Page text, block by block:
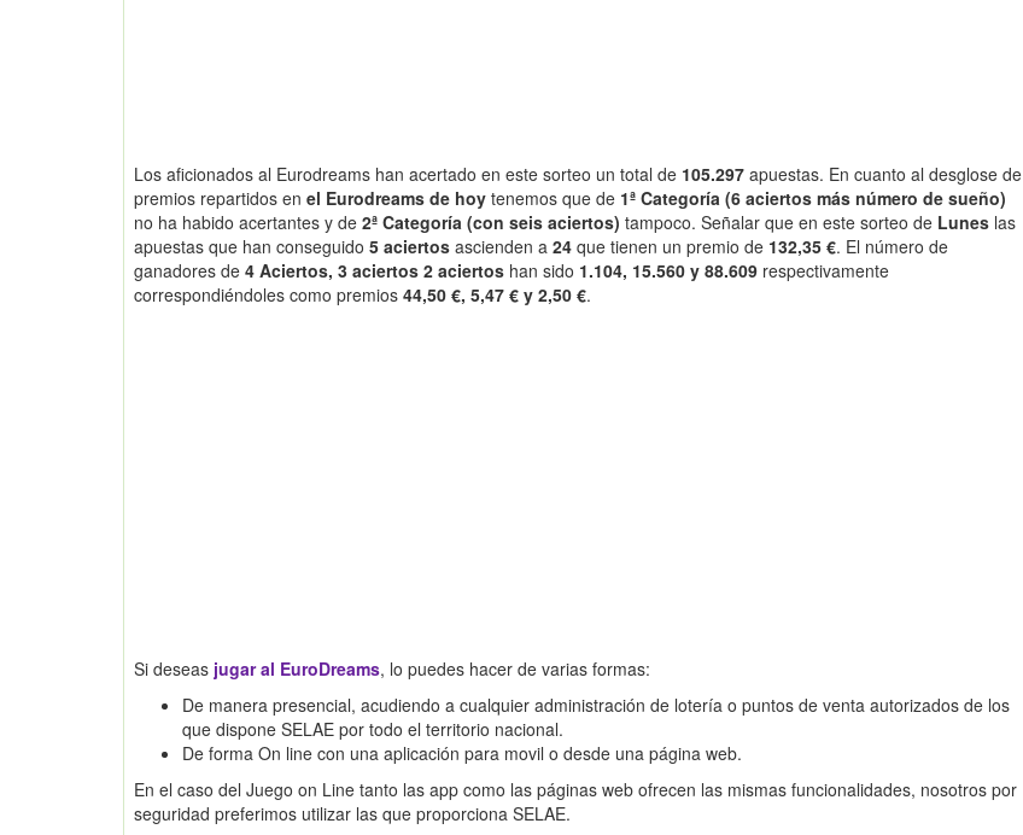
Los aficionados al Eurodreams han acertado en este sorteo un total de 105.297 apuestas. En cuanto al desglose de
premios repartidos en el Eurodreams de hoy tenemos que de 1ª Categoría (6 aciertos más número de sueño)
no ha habido acertantes y de 2ª Categoría (con seis aciertos) tampoco. Señalar que en este sorteo de Lunes las
apuestas que han conseguido 5 aciertos ascienden a 24 que tienen un premio de 132,35 €. El número de
ganadores de 4 Aciertos, 3 aciertos 2 aciertos han sido 1.104, 15.560 y 88.609 respectivamente
correspondiéndoles como premios 44,50 €, 5,47 € y 2,50 €.
Si deseas jugar al EuroDreams, lo puedes hacer de varias formas:
De manera presencial, acudiendo a cualquier administración de lotería o puntos de venta autorizados de los
que dispone SELAE por todo el territorio nacional.
De forma On line con una aplicación para movil o desde una página web.
En el caso del Juego on Line tanto las app como las páginas web ofrecen las mismas funcionalidades, nosotros por
seguridad preferimos utilizar las que proporciona SELAE.